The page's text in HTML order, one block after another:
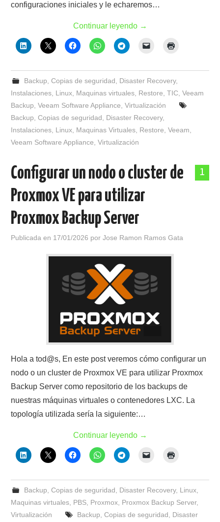
configuraciones iniciales y le echaremos…
Continuar leyendo →
Backup Copias de seguridad Disaster Recovery,
Instalaciones Linux Maquinas virtuales Restore ,TIC ,Veeam
Backup ,Veeam Software Appliance ,Virtualización
Backup ,Copias de seguridad Disaster Recovery,
Instalaciones Linux Maquinas Virtuales Restore ,Veeam
Veeam Software Appliance ,Virtualización
1
Configurar un nodo o cluster de
Proxmox VE para utilizar
Proxmox Backup Server
Publicada en 17/01/2026 porJose Ramon Ramos Gata
Hola a tod@s, En este post veremos cómo configurar un
nodo o un cluster de Proxmox VE para utilizar Proxmox
Backup Server como repositorio de los backups de
nuestras máquinas virtuales o contenedores LXC. La
topología utilizada sería la siguiente:…
Continuar leyendo →
Backup Copias de seguridad Disaster Recovery, Linux,
Maquinas virtuales PBS Proxmox Proxmox Backup Server,
Virtualización
Backup Copias de seguridad Disaster